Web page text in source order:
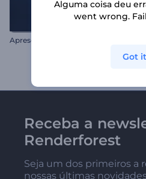
Receba a
Renderforest
Seja um dos primeiros a
nossas últimas
Alguma coisa deu
went wrong.
Got it